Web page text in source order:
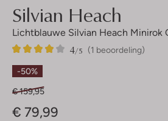
Silvian Heach
Lichtblauwe Silvian Heach Minirok
(1 beoordeling)
4/5
1
4
Sterren
-50%
€ 159,95
€ 79,99